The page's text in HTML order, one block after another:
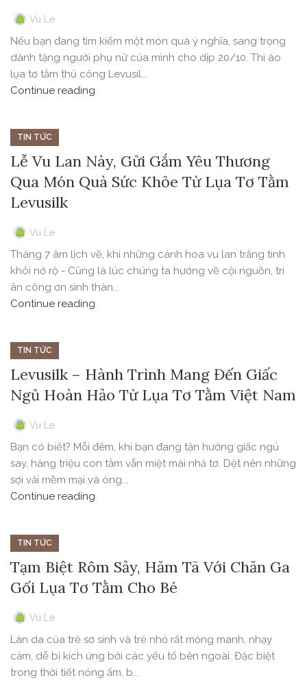
Vu Le
Nếu bạn đang tìm kiếm một món quà ý nghĩa, sang trọng
dành tặng người phụ nữ của mình cho dịp 20/10. Thì áo
lụa tơ tằm thủ công Levusil...
Continue reading
TIN TỨC
Lễ Vu Lan Này, Gửi Gắm Yêu Thương
Qua Món Quà Sức Khỏe Từ Lụa Tơ Tằm
Levusilk
Vu Le
Tháng 7 âm lịch về, khi những cánh hoa vu lan trắng tinh
khôi nở rộ - Cũng là lúc chúng ta hướng về cội nguồn, tri
ân công ơn sinh thàn...
Continue reading
TIN TỨC
Levusilk – Hành Trình Mang Đến Giấc
Ngủ Hoàn Hảo Từ Lụa Tơ Tằm Việt Nam
Vu Le
Bạn có biết? Mỗi đêm, khi bạn đang tận hưởng giấc ngủ
say, hàng triệu con tằm vẫn miệt mài nhả tơ. Dệt nên những
sợi vải mềm mại và óng...
Continue reading
TIN TỨC
Tạm Biệt Rôm Sảy, Hăm Tã Với Chăn Ga
Gối Lụa Tơ Tằm Cho Bé
Vu Le
Làn da của trẻ sơ sinh và trẻ nhỏ rất mỏng manh, nhạy
cảm, dễ bị kích ứng bởi các yếu tố bên ngoài. Đặc biệt
trong thời tiết nóng ẩm, b...